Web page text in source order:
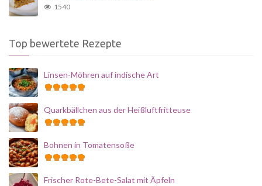
1540
Top bewertete Rezepte
Linsen-Möhren auf indische Art
Quarkbällchen aus der Heißluftfritteuse
Bohnen in Tomatensoße
Frischer Rote-Bete-Salat mit Äpfeln